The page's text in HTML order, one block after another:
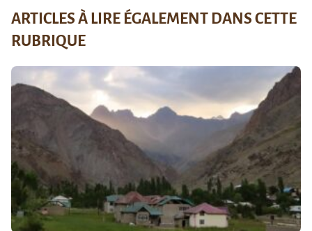
ARTICLES À LIRE ÉGALEMENT DANS CETTE
RUBRIQUE